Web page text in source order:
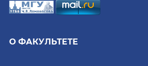
О ФАКУЛЬТЕТЕ